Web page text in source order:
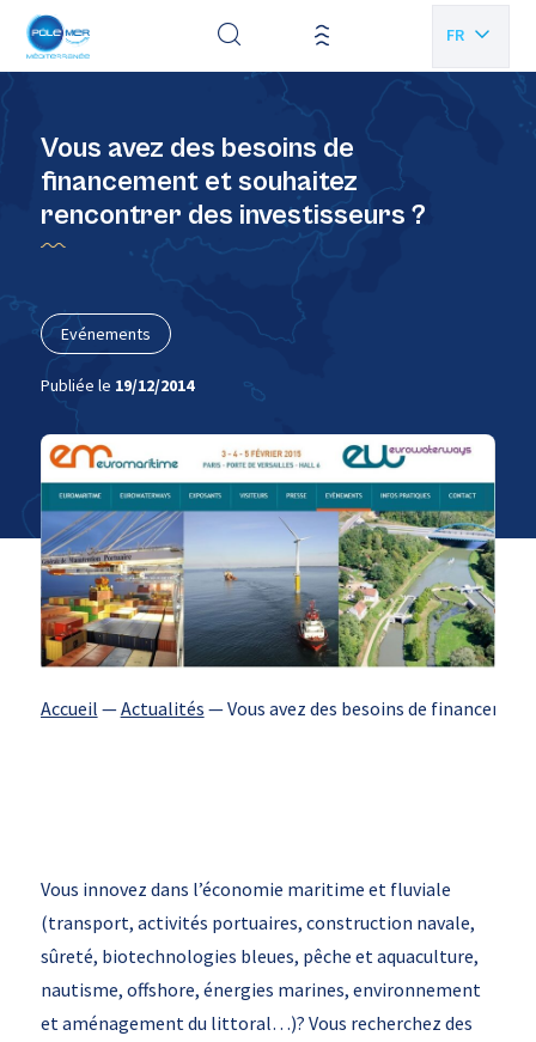
FR
EN
Vous avez des besoins de
financement et souhaitez
rencontrer des investisseurs ?
Evénements
Publiée le 19/12/2014
Accueil —Actualités —Vous avez des besoins de
Vous innovez dans l’économie maritime et fluviale
(transport, activités portuaires, construction navale,
sûreté, biotechnologies bleues, pêche et aquaculture,
nautisme, offshore, énergies marines, environnement
et aménagement du littoral…)? Vous recherchez des
Panneau de gestion des cookies